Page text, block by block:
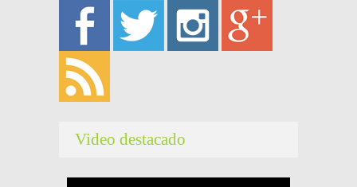
Video destacado